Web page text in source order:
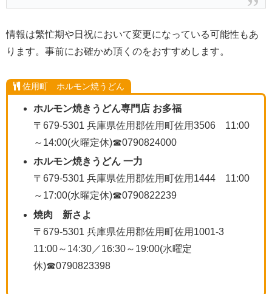
情報は繁忙期や日祝において変更になっている可能性もあ
ります。事前にお確かめ頂くのをおすすめします。
佐用町 ホルモン焼うどん
ホルモン焼きうどん専門店 お多福
〒679-5301 兵庫県佐用郡佐用町佐用3506 11:00
～14:00(火曜定休)☎0790824000
ホルモン焼きうどん 一力
〒679-5301 兵庫県佐用郡佐用町佐用1444 11:00
～17:00(水曜定休)☎0790822239
焼肉 新さよ
〒679-5301 兵庫県佐用郡佐用町佐用1001-3
11:00～14:30／16:30～19:00(水曜定
休)☎0790823398